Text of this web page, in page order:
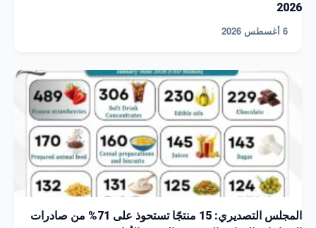
2026
6 أغسطس 2026
المجلس التصديري: 15 منتجًا تستحوذ على 71% من صادرات